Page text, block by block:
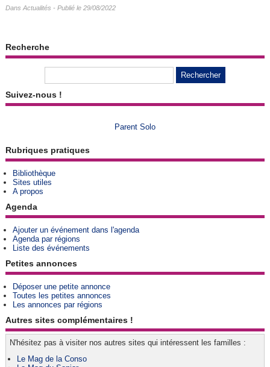
Dans Actualités - Publié le 29/08/2022
Recherche
Suivez-nous !
Parent Solo
Rubriques pratiques
Bibliothèque
Sites utiles
A propos
Agenda
Ajouter un événement dans l'agenda
Agenda par régions
Liste des événements
Petites annonces
Déposer une petite annonce
Toutes les petites annonces
Les annonces par régions
Autres sites complémentaires !
N'hésitez pas à visiter nos autres sites qui intéressent les familles :
Le Mag de la Conso